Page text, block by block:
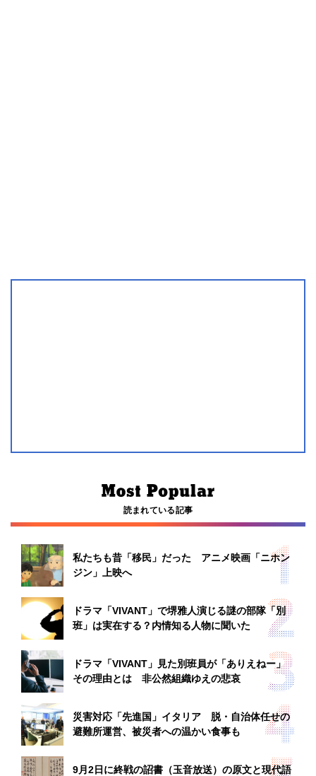
読まれている記事
私たちも昔「移民」だった アニメ映画「ニホン
ジン」上映へ
ドラマ「VIVANT」で堺雅人演じる謎の部隊「別
班」は実在する？内情知る人物に聞いた
ドラマ「VIVANT」見た別班員が「ありえねー」
その理由とは 非公然組織ゆえの悲哀
災害対応「先進国」イタリア 脱・自治体任せの
避難所運営、被災者への温かい食事も
9月2日に終戦の詔書（玉音放送）の原文と現代語